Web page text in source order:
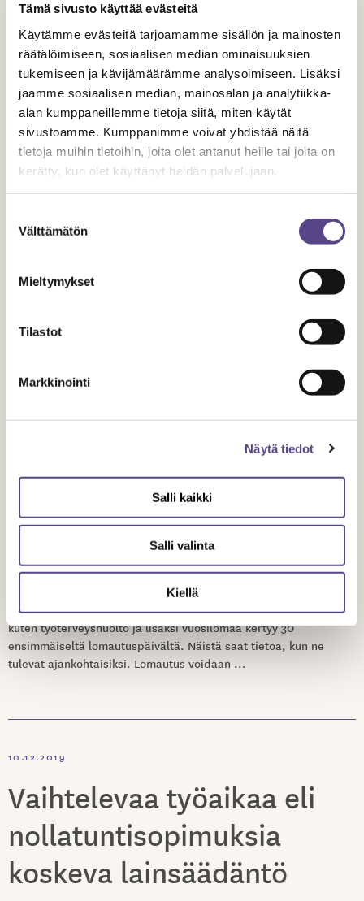
Tämä sivusto käyttää evästeitä
Käytämme evästeitä tarjoamamme sisällön ja mainosten
räätälöimiseen, sosiaalisen median ominaisuuksien
tukemiseen ja kävijämäärämme analysoimiseen. Lisäksi
jaamme sosiaalisen median, mainosalan ja analytiikka-
alan kumppaneillemme tietoja siitä, miten käytät
sivustoamme. Kumppanimme voivat yhdistää näitä
tietoja muihin tietoihin, joita olet antanut heille tai joita on
kerätty, kun olet käyttänyt heidän palvelujaan.
valinta
Välttämätön
Mieltymykset
Tilastot
Markkinointi
Näytä tiedot
Salli kaikki
Salli valinta
Kiellä
20.3.2020
Oppituntien videointi ja
striimaus
opetusvideoiden tekemistä opetustunneista. Ymmärrämme
koronatilanteessa tanssikoulujen tarpeet, mutta työnantajien
tulee huolehtia siitä tanssinopettajat pärjäävät mahdollisen
uuden työtehtävän kanssa ja korvauksesta on sovittava.
työsopimukses...
Koronaepidemian
aiheuttama lomautus
koronaepidemian vuoksi. Lomauttamisella tarkoitetaan työnteon
ja palkanmaksun väliaikaista keskeyttämistä. Lomautuksen
aikana työsuhteesi on voimassa, joten työsuhde-edut säilyvät,
kuten työterveyshuolto ja lisäksi vuosilomaa kertyy 30
ensimmäiseltä lomautuspäivältä. Näistä saat tietoa, kun ne
tulevat ajankohtaisiksi. Lomautus voidaan ...
10.12.2019
Vaihtelevaa työaikaa eli
nollatuntisopimuksia
koskeva lainsäädäntö